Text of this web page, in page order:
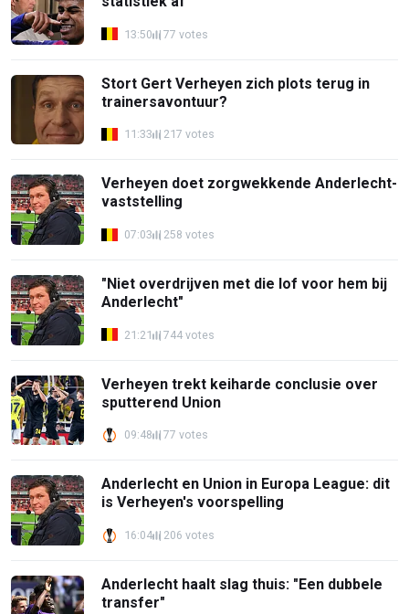
13:50 77 votes
Stort Gert Verheyen zich plots terug in
trainersavontuur?
11:33 217 votes
Verheyen doet zorgwekkende Anderlecht-
vaststelling
07:03 258 votes
"Niet overdrijven met die lof voor hem bij
Anderlecht"
21:21 744 votes
Verheyen trekt keiharde conclusie over
sputterend Union
09:48 77 votes
Anderlecht en Union in Europa League: dit
is Verheyen's voorspelling
16:04 206 votes
Anderlecht haalt slag thuis: "Een dubbele
transfer"